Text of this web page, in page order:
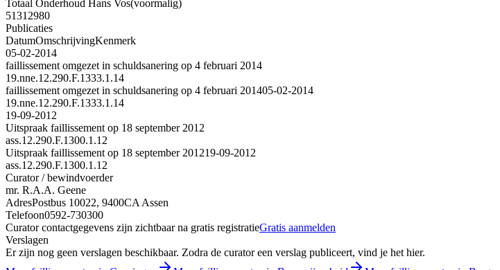
Totaal Onderhoud Hans Vos(voormalig)
51312980
Publicaties
DatumOmschrijvingKenmerk
05-02-2014
faillissement omgezet in schuldsanering op 4 februari 2014
19.nne.12.290.F.1333.1.14
faillissement omgezet in schuldsanering op 4 februari 201405-02-2014
19.nne.12.290.F.1333.1.14
19-09-2012
Uitspraak faillissement op 18 september 2012
ass.12.290.F.1300.1.12
Uitspraak faillissement op 18 september 201219-09-2012
ass.12.290.F.1300.1.12
Curator / bewindvoerder
mr. R.A.A. Geene
AdresPostbus 10022, 9400CA Assen
Telefoon0592-730300
Curator contactgegevens zijn zichtbaar na gratis registratieGratis aanmelden
Verslagen
Er zijn nog geen verslagen beschikbaar. Zodra de curator een verslag publiceert, vind je het hier.